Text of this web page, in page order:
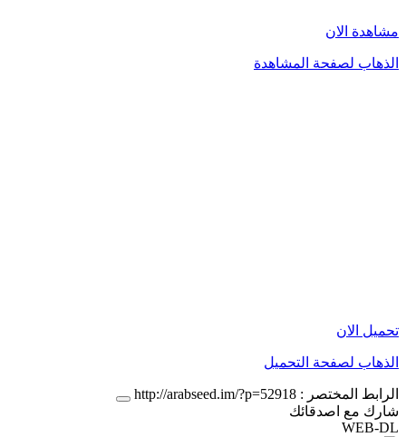
مشاهدة الان
الذهاب لصفحة المشاهدة
تحميل الان
الذهاب لصفحة التحميل
الرابط المختصر : http://arabseed.im/?p=52918
شارك مع اصدقائك
WEB-DL